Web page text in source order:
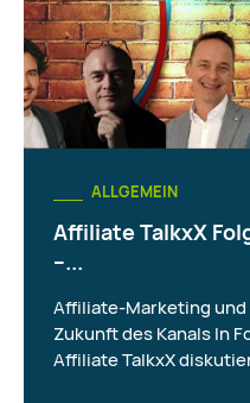
ALLGEMEIN
Affiliate TalkxX
–...
Affiliate-Marketing und
Zukunft des Kanals In Folge 75 des Podcasts
Affiliate TalkxX